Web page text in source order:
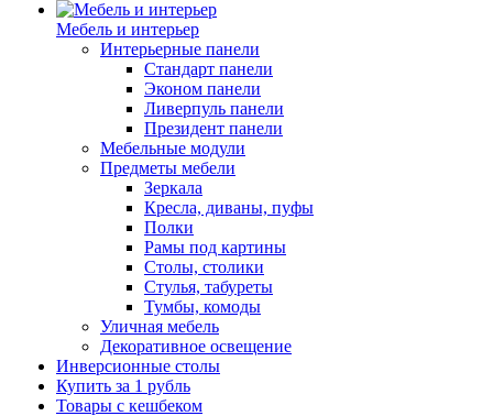
Мебель и интерьер
Интерьерные панели
Стандарт панели
Эконом панели
Ливерпуль панели
Президент панели
Мебельные модули
Предметы мебели
Зеркала
Кресла, диваны, пуфы
Полки
Рамы под картины
Столы, столики
Стулья, табуреты
Тумбы, комоды
Уличная мебель
Декоративное освещение
Инверсионные столы
Купить за 1 рубль
Товары с кешбеком